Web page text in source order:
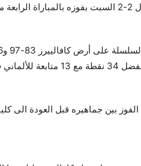
بين جماهيره قبل العودة الى